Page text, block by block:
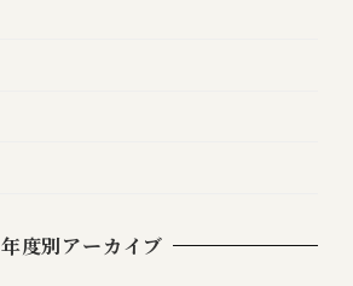
年度別アーカイブ